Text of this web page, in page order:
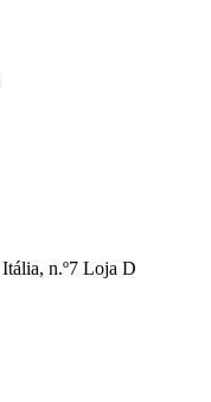
n.º7 Loja D